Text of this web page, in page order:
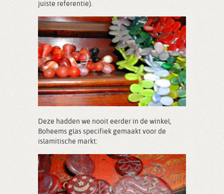
juiste referentie).
Deze hadden we nooit eerder in de winkel,
Boheems glas specifiek gemaakt voor de
islamitische markt: